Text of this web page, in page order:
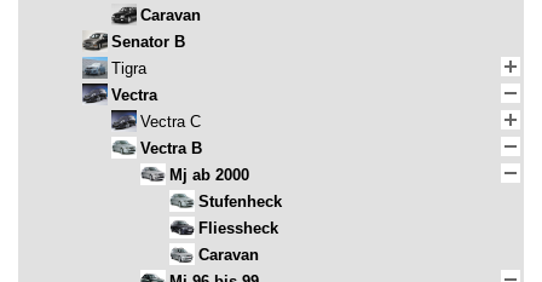
Caravan
Senator B
Tigra
Vectra
Vectra C
Vectra B
Mj ab 2000
Stufenheck
Fliessheck
Caravan